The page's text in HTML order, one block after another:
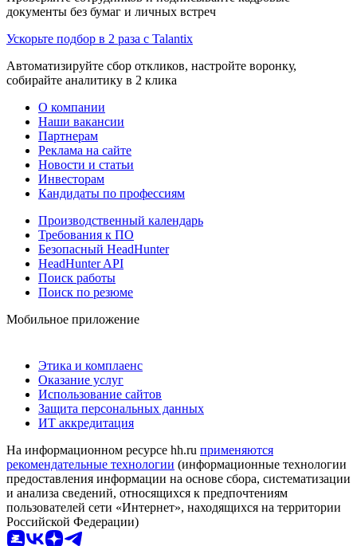
документы без бумаг и личных встреч
Ускорьте подбор в 2 раза с Talantix
Автоматизируйте сбор откликов, настройте воронку,
собирайте аналитику в 2 клика
О компании
Наши вакансии
Партнерам
Реклама на сайте
Новости и статьи
Инвесторам
Кандидаты по профессиям
Производственный календарь
Требования к ПО
Безопасный HeadHunter
HeadHunter API
Поиск работы
Поиск по резюме
Мобильное приложение
Этика и комплаенс
Оказание услуг
Использование сайтов
Защита персональных данных
ИТ аккредитация
На информационном ресурсе hh.ru применяются
рекомендательные технологии (информационные технологии
предоставления информации на основе сбора, систематизации
и анализа сведений, относящихся к предпочтениям
пользователей сети «Интернет», находящихся на территории
Российской Федерации)